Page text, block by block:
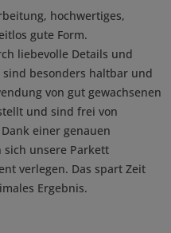
hochwertiges,
gute Form.
liebevolle Details und
besonders haltbar und
von gut gewachsenen
und sind frei von
Dank einer genauen
sich unsere Parkett
verlegen. Das spart Zeit
Ergebnis.